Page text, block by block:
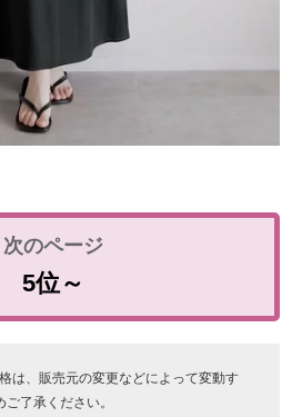
5位～
は、販売元の変更などによって変動す
了承ください。